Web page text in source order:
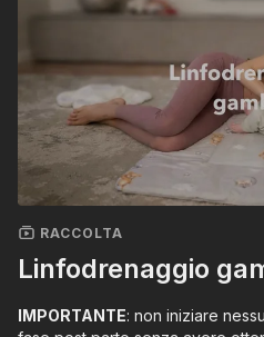
RACCOLTA
Linfodrenaggio
IMPORTANTE: non iniziare